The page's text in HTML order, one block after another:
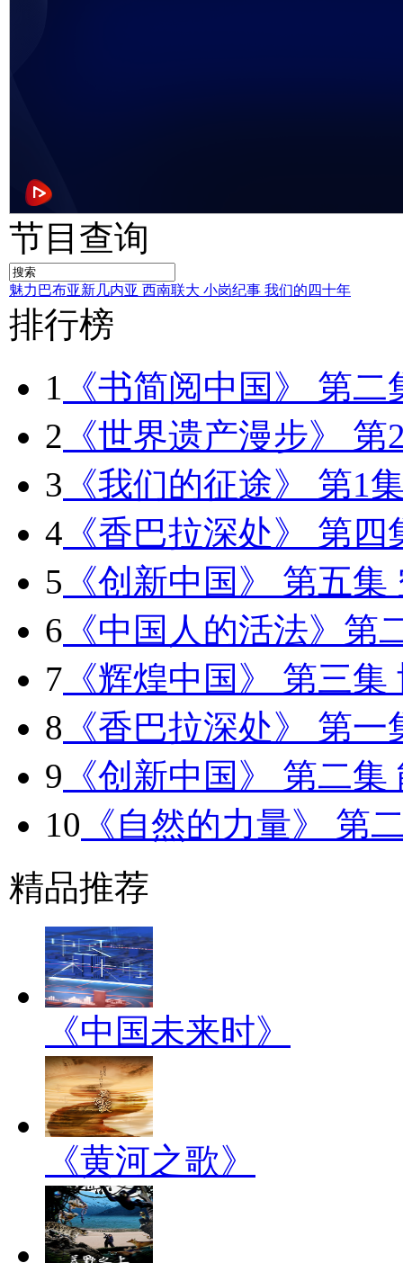
节目查询
魅力巴布亚新几内亚 西南联大 小岗纪事 我们的四十年
排行榜
1 《书简阅中国》 第
2 《世界遗产漫步》
3 《我们的征途》 第1
4 《香巴拉深处》 第四
5 《创新中国》 第五集
6 《中国人的活法》第
7 《辉煌中国》 第三
8 《香巴拉深处》 第一
9 《创新中国》 第二集
10 《自然的力量》 第
精品推荐
《中国未来时》
《黄河之歌》